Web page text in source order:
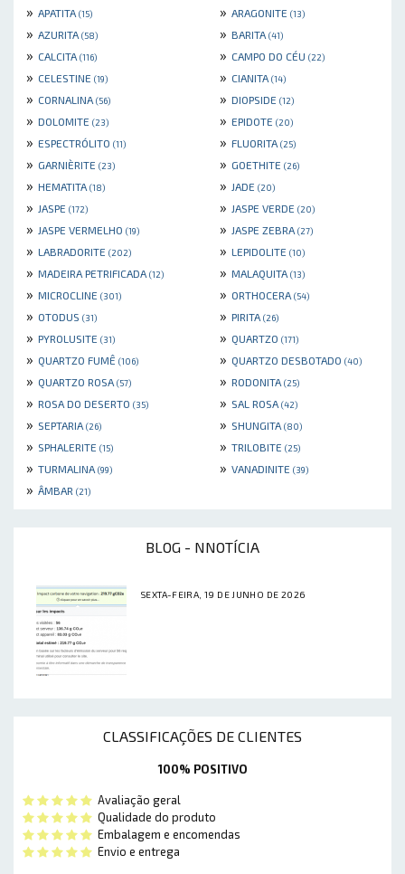
» APATITA (15) » ARAGONITE (13)
» AZURITA (58) » BARITA (41)
» CALCITA (116) » CAMPO DO CÉU (22)
» CELESTINE (19) » CIANITA (14)
» CORNALINA (56) » DIOPSIDE (12)
» DOLOMITE (23) » EPIDOTE (20)
» ESPECTRÓLITO (11) » FLUORITA (25)
» GARNIÈRITE (23) » GOETHITE (26)
» HEMATITA (18) » JADE (20)
» JASPE (172) » JASPE VERDE (20)
» JASPE VERMELHO (19) » JASPE ZEBRA (27)
» LABRADORITE (202) » LEPIDOLITE (10)
» MADEIRA PETRIFICADA (12) » MALAQUITA (13)
» MICROCLINE (301) » ORTHOCERA (54)
» OTODUS (31) » PIRITA (26)
» PYROLUSITE (31) » QUARTZO (171)
» QUARTZO FUMÊ (106) » QUARTZO DESBOTADO (40)
» QUARTZO ROSA (57) » RODONITA (25)
» ROSA DO DESERTO (35) » SAL ROSA (42)
» SEPTARIA (26) » SHUNGITA (80)
» SPHALERITE (15) » TRILOBITE (25)
» TURMALINA (99) » VANADINITE (39)
» ÂMBAR (21)
BLOG - NNOTÍCIA
SEXTA-FEIRA, 19 DE JUNHO DE 2026
CLASSIFICAÇÕES DE CLIENTES
100% POSITIVO
Avaliação geral
Qualidade do produto
Embalagem e encomendas
Envio e entrega